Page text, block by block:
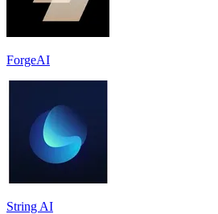
ForgeAI
String AI